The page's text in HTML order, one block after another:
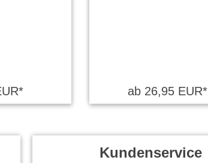
ab 26,95 EUR*
Kundenservice